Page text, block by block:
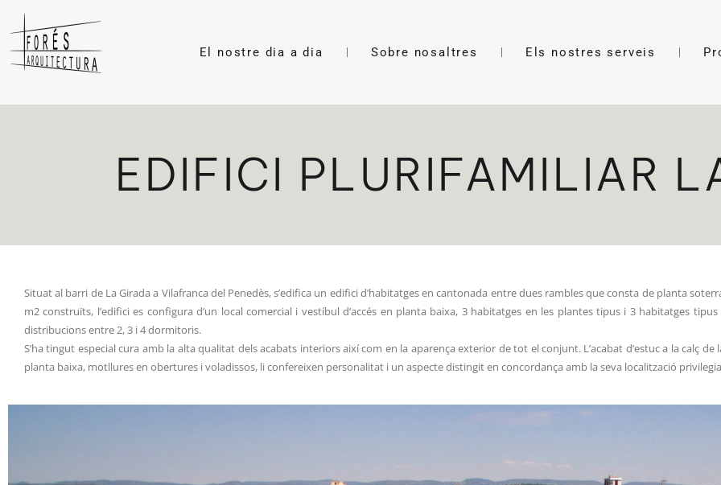
El nostre dia a dia Sobre nosaltres Els nostres serveis
EDIFICI PLURIFAMILIAR
Situat al barri de La Girada a Vilafranca del Penedès, s’edifica un edifici d’habitatges en cantonada entre dues rambles que consta de planta
m2 construïts, l’edifici es configura d’un local comercial i vestíbul d’accés en planta baixa, 3 habitatges en les plantes tipus i 3 habitatges
distribucions entre 2, 3 i 4 dormitoris.
S’ha tingut especial cura amb la alta qualitat dels acabats interiors així com en la aparença exterior de tot el conjunt. L’acabat d’estuc a la calç
planta baixa, motllures en obertures i voladissos, li confereixen personalitat i un aspecte distingit en concordança amb la seva localització